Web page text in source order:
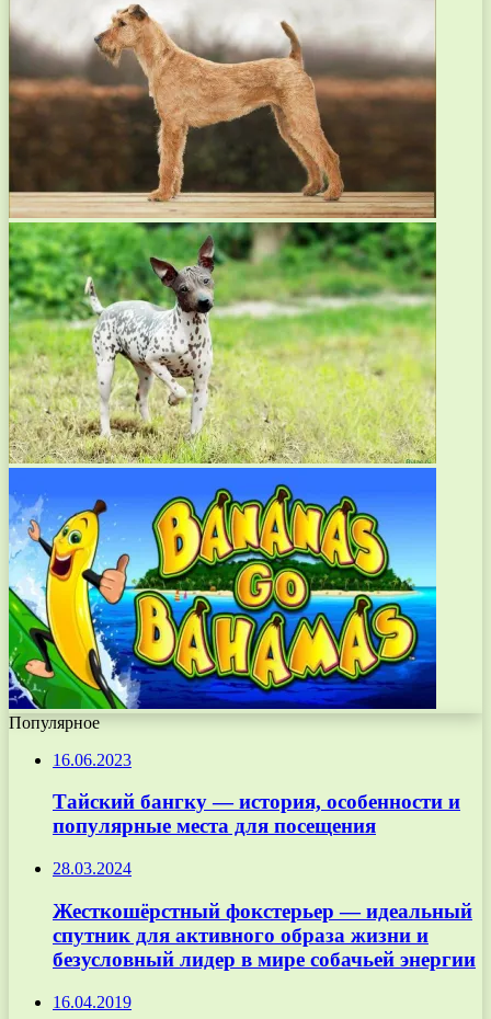
Популярное
16.06.2023
Тайский бангку — история, особенности и
популярные места для посещения
28.03.2024
Жесткошёрстный фокстерьер — идеальный
спутник для активного образа жизни и
безусловный лидер в мире собачьей энергии
16.04.2019